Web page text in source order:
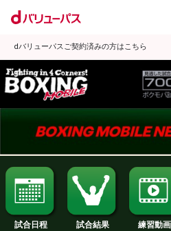
dバリューパスご契約済みの方はこちら